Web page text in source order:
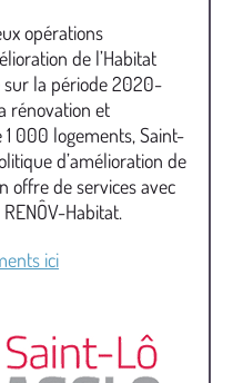
opérations
de l’Habitat
sur la période 2020-
rénovation et
1 000 logements, Saint-
d’amélioration de
offre de services avec
Habitat.
ici